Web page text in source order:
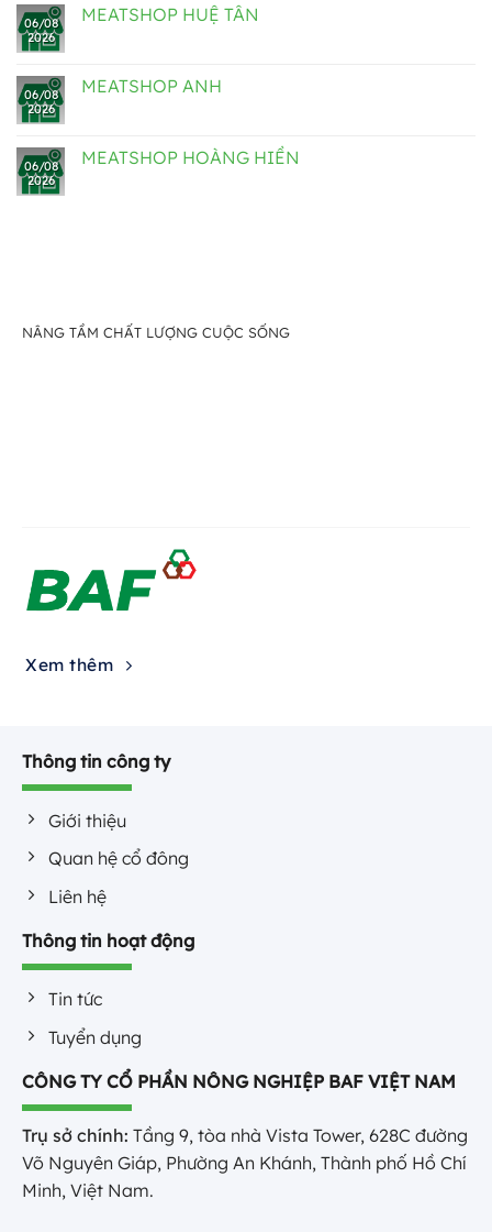
06/08
2026
MEATSHOP HUỆ TÂN
06/08
2026
MEATSHOP ANH
06/08
2026
MEATSHOP HOÀNG HIỀN
NÂNG TẦM CHẤT LƯỢNG CUỘC SỐNG
Xem thêm
Thông tin công ty
Giới thiệu
Quan hệ cổ đông
Liên hệ
Thông tin hoạt động
Tin tức
Tuyển dụng
CÔNG TY CỔ PHẦN NÔNG NGHIỆP BAF VIỆT NAM
Trụ sở chính: Tầng 9, tòa nhà Vista Tower, 628C đường
Võ Nguyên Giáp, Phường An Khánh, Thành phố Hồ Chí
Minh, Việt Nam.